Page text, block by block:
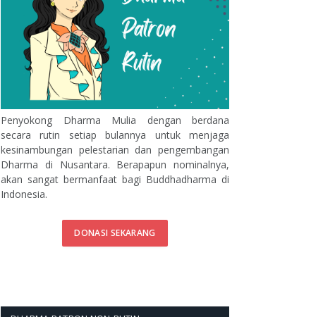
Penyokong Dharma Mulia dengan berdana
secara rutin setiap bulannya untuk menjaga
kesinambungan pelestarian dan pengembangan
Dharma di Nusantara. Berapapun nominalnya,
akan sangat bermanfaat bagi Buddhadharma di
Indonesia.
DONASI SEKARANG